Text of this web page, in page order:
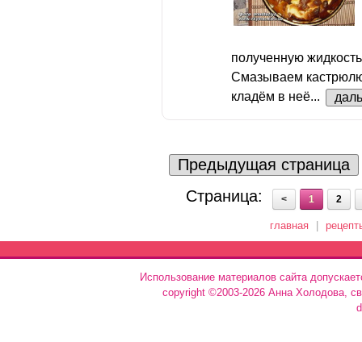
полученную
Смазываем
кладём в неё...
Предыдущая страница
Страница:
< 1 2
главная
Использование материалов сайта
copyright ©2003-2026 Анна Холодова,